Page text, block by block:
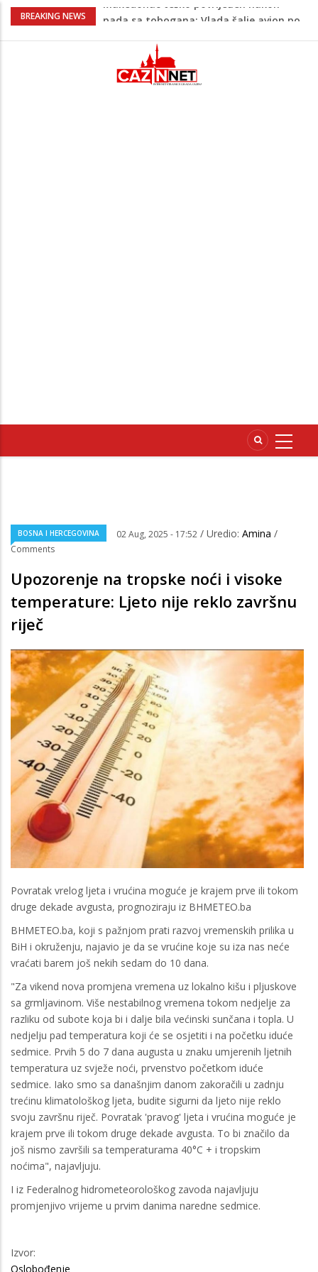
BREAKING NEWS
Kako povećati količinu mlijeka tokom
Evo kad i evo gdje nema struje u Krajini
narednih dana
BOSNA I HERCEGOVINA 02 Aug, 2025 - 17:52 / Uredio: Amina /
Comments
Upozorenje na tropske noći i visoke
temperature: Ljeto nije reklo završnu
riječ
Povratak vrelog ljeta i vrućina moguće je krajem prve ili tokom
druge dekade avgusta, prognoziraju iz BHMETEO.ba
BHMETEO.ba, koji s pažnjom prati razvoj vremenskih prilika u
BiH i okruženju, najavio je da se vrućine koje su iza nas neće
vraćati barem još nekih sedam do 10 dana.
"Za vikend nova promjena vremena uz lokalno kišu i pljuskove
sa grmljavinom. Više nestabilnog vremena tokom nedjelje za
razliku od subote koja bi i dalje bila većinski sunčana i topla. U
nedjelju pad temperatura koji će se osjetiti i na početku iduće
sedmice. Prvih 5 do 7 dana augusta u znaku umjerenih ljetnih
temperatura uz svježe noći, prvenstvo početkom iduće
sedmice. Iako smo sa današnjim danom zakoračili u zadnju
trećinu klimatološkog ljeta, budite sigurni da ljeto nije reklo
svoju završnu riječ. Povratak 'pravog' ljeta i vrućina moguće je
krajem prve ili tokom druge dekade avgusta. To bi značilo da
još nismo završili sa temperaturama 40°C + i tropskim
noćima", najavljuju.
I iz Federalnog hidrometeorološkog zavoda najavljuju
promjenjivo vrijeme u prvim danima naredne sedmice.
Izvor:
Oslobođenje